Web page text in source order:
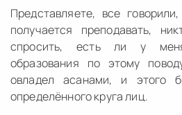
Представляете, все
получается преподавать,
спросить, есть ли у
образования по этому
овладел асанами, и этого
определённого круга лиц.